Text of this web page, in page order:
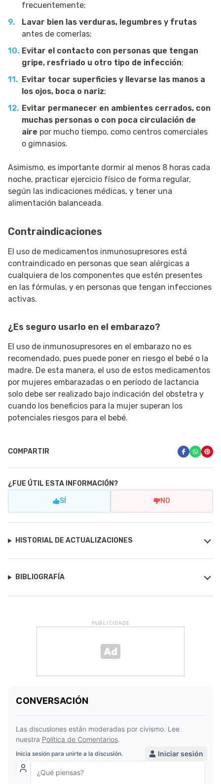
frecuentemente;
Lavar bien las verduras, legumbres y frutas
antes de comerlas;
Evitar el contacto con personas que tengan
gripe, resfriado u otro tipo de infección;
Evitar tocar superficies y llevarse las manos a
los ojos, boca o nariz;
Evitar permanecer en ambientes cerrados, con
muchas personas o con poca circulación de
aire por mucho tiempo, como centros comerciales
o gimnasios.
Asimismo, es importante dormir al menos 8 horas cada
noche, practicar ejercicio físico de forma regular,
según las indicaciones médicas, y tener una
alimentación balanceada.
Contraindicaciones
El uso de medicamentos inmunosupresores está
contraindicado en personas que sean alérgicas a
cualquiera de los componentes que estén presentes
en las fórmulas, y en personas que tengan infecciones
activas.
¿Es seguro usarlo en el embarazo?
El uso de inmunosupresores en el embarazo no es
recomendado, pues puede poner en riesgo el bebé o la
madre. De esta manera, el uso de estos medicamentos
por mujeres embarazadas o en período de lactancia
solo debe ser realizado bajo indicación del obstetra y
cuando los beneficios para la mujer superan los
potenciales riesgos para el bebé.
COMPARTIR
¿FUE ÚTIL ESTA INFORMACIÓN?
SÍ NO
HISTORIAL DE ACTUALIZACIONES
BIBLIOGRAFÍA
PUBLICIDADE